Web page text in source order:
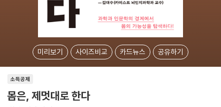
미리보기 사이즈비교 카드뉴스 공유하기
소득공제
몸은, 제멋대로 한다